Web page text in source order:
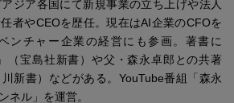
ジア各国にて新規事業の立ち上げや法人
者やCEOを歴任。現在はAI企業のCFOを
ンチャー企業の経営にも参画。著書に
（宝島社新書）や父・森永卓郎との共著
川新書）などがある。YouTube番組「森永
ネル」を運営。